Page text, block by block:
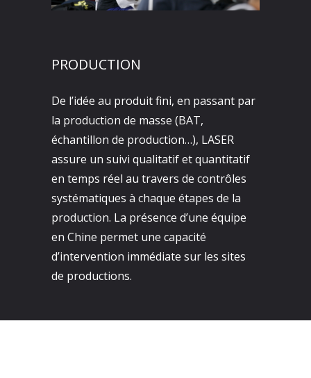
PRODUCTION
De l’idée au produit fini, en passant par
la production de masse (BAT,
échantillon de production…), LASER
assure un suivi qualitatif et quantitatif
en temps réel au travers de contrôles
systématiques à chaque étapes de la
production. La présence d’une équipe
en Chine permet une capacité
d’intervention immédiate sur les sites
de productions.